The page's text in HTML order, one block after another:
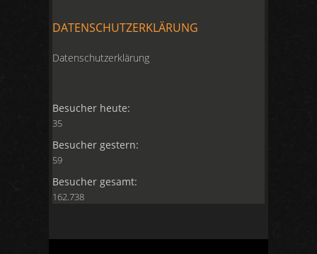
DATENSCHUTZERKLÄRUNG
Datenschutzerklärung
Besucher heute:
35
Besucher gestern:
59
Besucher gesamt:
162.738